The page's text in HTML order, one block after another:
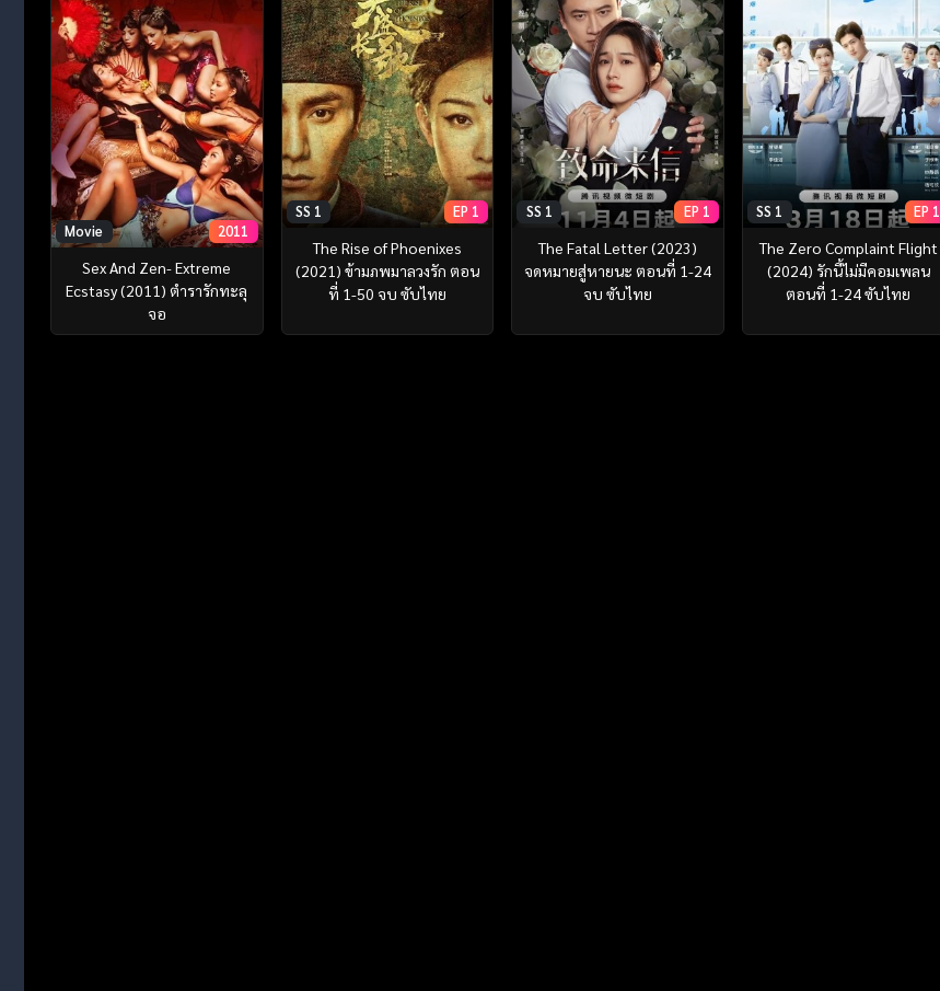
Movie 2011
Sex And Zen- Extreme
Ecstasy (2011) ตำรารักทะลุ
จอ
SS 1 EP 1
The Rise of Phoenixes
(2021) ข้ามภพมาลวงรัก ตอน
ที่ 1-50 จบ ซับไทย
SS 1 EP 1
The Fatal Letter (2023)
จดหมายสู่หายนะ ตอนที่ 1-24
จบ ซับไทย
SS 1 EP 1
The Zero Complaint Flight
(2024) รักนี้ไม่มีคอมเพลน
ตอนที่ 1-24 ซับไทย